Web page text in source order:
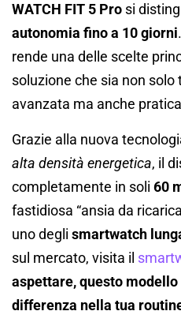
WATCH FIT 5 Pro si
autonomia fino a 10 giorni
rende una delle scelte
soluzione che sia non
avanzata ma anche
Grazie alla nuova
alta densità energetica, il
completamente in soli 60
fastidiosa “ansia da
uno degli smartwatch
sul mercato, visita il
aspettare, questo
differenza nella tua